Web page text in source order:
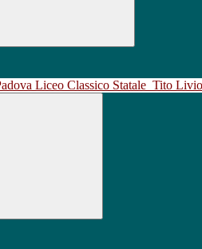
Liceo Classico Statale Tito Livio